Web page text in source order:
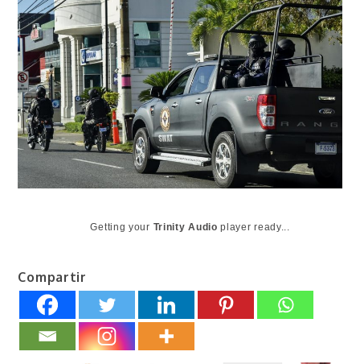
Getting your Trinity Audio player ready...
Compartir